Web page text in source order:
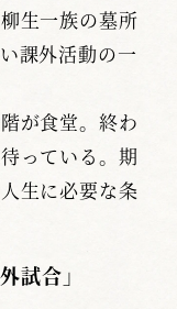
生一族の墓所
課外活動の一
が食堂。終わ
っている。期
生に必要な条
試合」